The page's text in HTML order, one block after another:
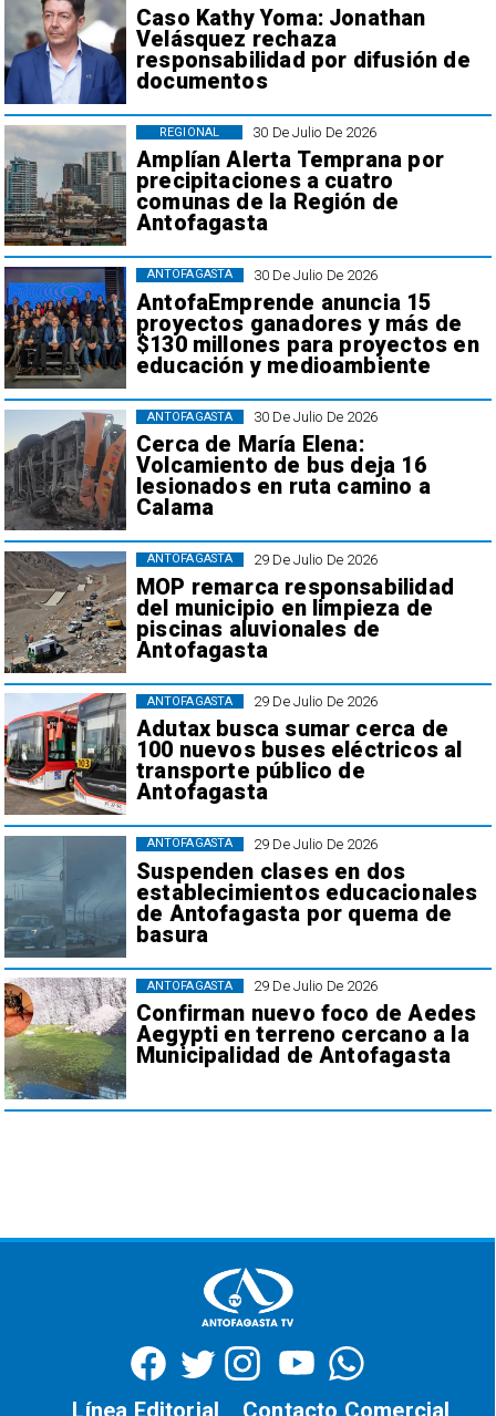
Caso Kathy Yoma: Jonathan
Velásquez rechaza
responsabilidad por difusión de
documentos
30 De Julio De 2026
Amplían Alerta Temprana por
precipitaciones a cuatro
comunas de la Región de
Antofagasta
REGIONAL
30 De Julio De 2026
AntofaEmprende anuncia 15
proyectos ganadores y más de
$130 millones para proyectos en
educación y medioambiente
ANTOFAGASTA
30 De Julio De 2026
Cerca de María Elena:
Volcamiento de bus deja 16
lesionados en ruta camino a
Calama
ANTOFAGASTA
29 De Julio De 2026
MOP remarca responsabilidad
del municipio en limpieza de
piscinas aluvionales de
Antofagasta
ANTOFAGASTA
29 De Julio De 2026
Adutax busca sumar cerca de
100 nuevos buses eléctricos al
transporte público de
Antofagasta
ANTOFAGASTA
29 De Julio De 2026
Suspenden clases en dos
establecimientos educacionales
de Antofagasta por quema de
basura
ANTOFAGASTA
29 De Julio De 2026
Confirman nuevo foco de Aedes
Aegypti en terreno cercano a la
Municipalidad de Antofagasta
ANTOFAGASTA
Contacto Comercial
Línea Editorial